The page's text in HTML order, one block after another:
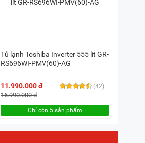
Tủ lạnh Toshiba Inverter 555 lít GR-
RS696WI-PMV(60)-AG
(42)
11.990.000 đ
16.990.000 đ
Chỉ còn 5 sản phẩm